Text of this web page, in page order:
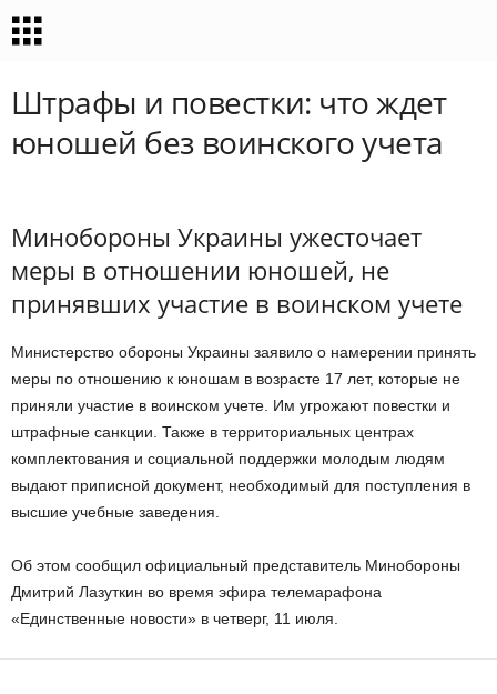
Штрафы и повестки: что ждет
юношей без воинского учета
Минобороны Украины ужесточает
меры в отношении юношей, не
принявших участие в воинском учете
Министерство обороны Украины заявило о намерении принять
меры по отношению к юношам в возрасте 17 лет, которые не
приняли участие в воинском учете. Им угрожают повестки и
штрафные санкции. Также в территориальных центрах
комплектования и социальной поддержки молодым людям
выдают приписной документ, необходимый для поступления в
высшие учебные заведения.
Об этом сообщил официальный представитель Минобороны
Дмитрий Лазуткин во время эфира телемарафона
«Единственные новости» в четверг, 11 июля.